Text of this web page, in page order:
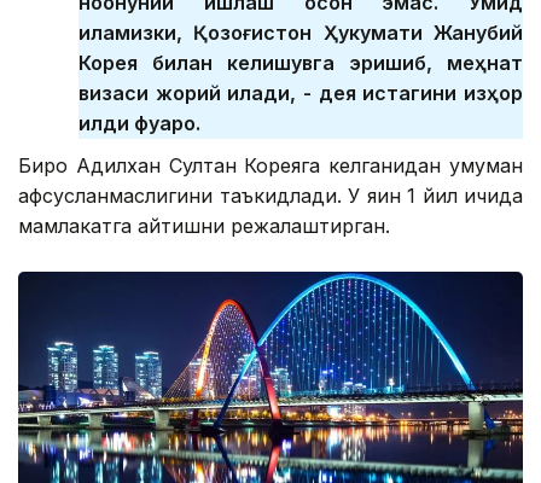
қиламизки, Қозоғистон Ҳукумати Жанубий
Корея билан келишувга эришиб, меҳнат
визаси жорий қилади, - дея истагини изҳор
қилди фуқаро.
Бироқ Адилхан Султан Кореяга келганидан умуман
афсусланмаслигини таъкидлади. У яқин 1 йил ичида
мамлакатга қайтишни режалаштирган.